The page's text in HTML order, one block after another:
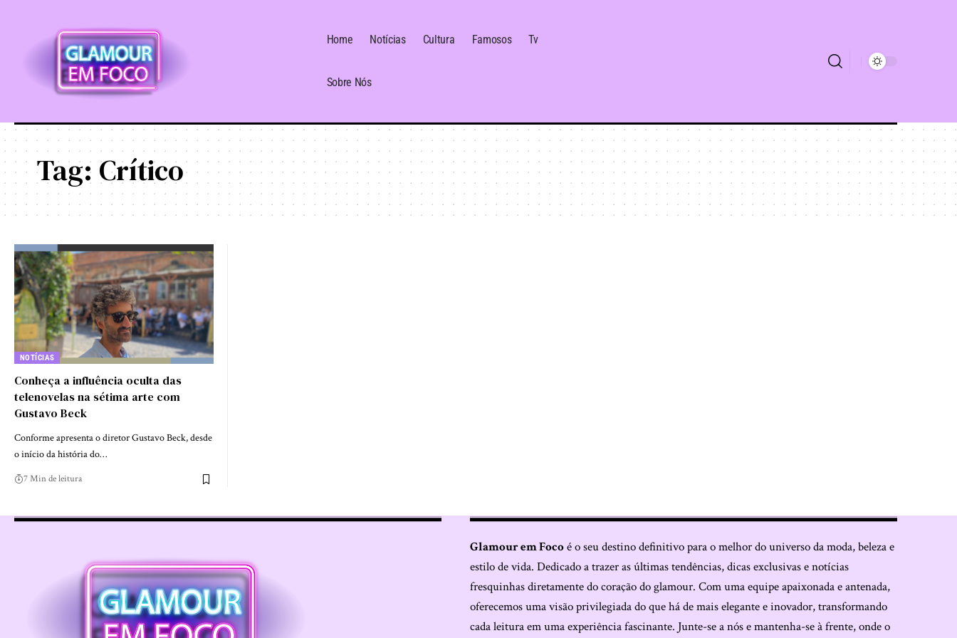
Home Notícias Cultura Famosos Tv
Sobre Nós
Tag: Crítico
NOTÍCIAS
Conheça a influência oculta das
telenovelas na sétima arte com
Gustavo Beck
Conforme apresenta o diretor Gustavo Beck, desde
o início da história do…
7 Min de leitura
Glamour em Focoé o seu destino definitivo para o melhor do universo da moda, beleza e
estilo de vida. Dedicado a trazer as últimas tendências, dicas exclusivas e notícias
fresquinhas diretamente do coração do glamour. Com uma equipe apaixonada e antenada,
oferecemos uma visão privilegiada do que há de mais elegante e inovador, transformando
cada leitura em uma experiência fascinante. Junte-se a nós e mantenha-se à frente, onde o